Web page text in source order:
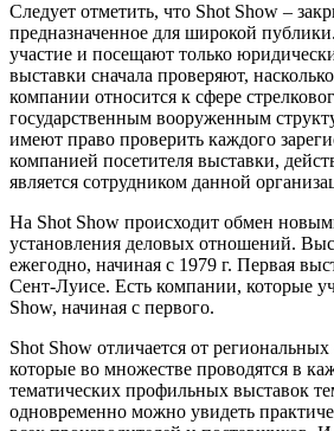
Следует отметить, что Shot Show –
предназначенное для широкой
участие и посещают только
выставки сначала проверяют,
компании относится к сфере
государственным вооруженным
имеют право проверить каждого
компанией посетителя выставки,
является сотрудником данной
На Shot Show происходит обмен
установления деловых отношений.
ежегодно, начиная с 1979 г. Первая
Сент-Луисе. Есть компании, которые
Show, начиная с первого.
Shot Show отличается от
которые во множестве проводятся в
тематических профильных выставок
одновременно можно увидеть